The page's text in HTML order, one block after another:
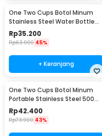
One Two Cups Botol Minum
Stainless Steel Water Bottle
300ml - YM006
Rp35.200
Rp63.900 45%
+ Keranjang
One Two Cups Botol Minum
Portable Stainless Steel 500ml
- YM006
Rp42.400
Rp73.900 43%